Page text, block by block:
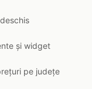
și widget
pe județe